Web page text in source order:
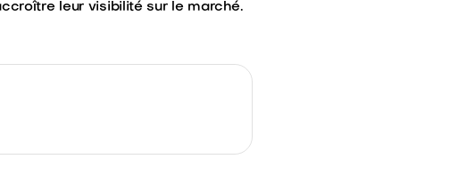
leur visibilité sur le marché.